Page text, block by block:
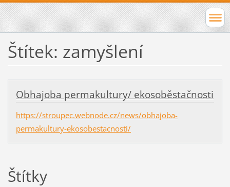
Štítek: zamyšlení
Obhajoba permakultury/ ekosoběstačnosti
https://stroupec.webnode.cz/news/obhajoba-
permakultury-ekosobestacnosti/
Štítky